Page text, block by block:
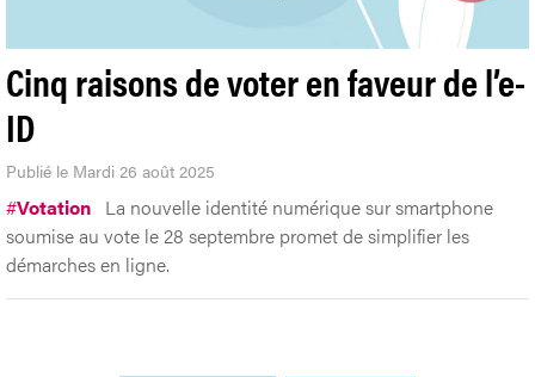
Cinq raisons de voter en faveur de l’e-
ID
Publié le Mardi 26 août 2025
#Votation La nouvelle identité numérique sur smartphone
soumise au vote le 28 septembre promet de simplifier les
démarches en ligne.